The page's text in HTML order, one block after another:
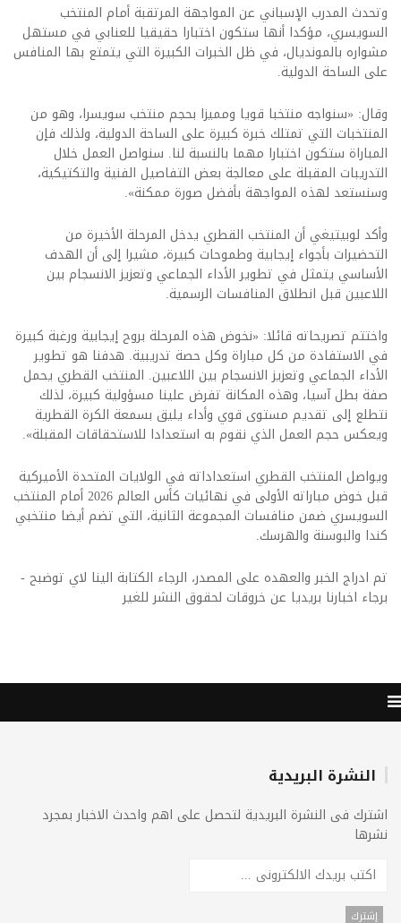
وتحدث المدرب الإسباني عن المواجهة المرتقبة أمام المنتخب
السويسري، مؤكدا أنها ستكون اختبارا حقيقيا للعنابي في مستهل
مشواره بالمونديال، في ظل الخبرات الكبيرة التي يتمتع بها المنافس
على الساحة الدولية.
وقال: «سنواجه منتخبا قويا ومميزا بحجم منتخب سويسرا، وهو من
المنتخبات التي تمتلك خبرة كبيرة على الساحة الدولية، ولذلك فإن
المباراة ستكون اختبارا مهما بالنسبة لنا. سنواصل العمل خلال
التدريبات المقبلة على معالجة بعض التفاصيل الفنية والتكتيكية،
وسنستعد لهذه المواجهة بأفضل صورة ممكنة».
وأكد لوبيتيغي أن المنتخب القطري يدخل المرحلة الأخيرة من
التحضيرات بأجواء إيجابية وطموحات كبيرة، مشيرا إلى أن الهدف
الأساسي يتمثل في تطوير الأداء الجماعي وتعزيز الانسجام بين
اللاعبين قبل انطلاق المنافسات الرسمية.
واختتم تصريحاته قائلا: «نخوض هذه المرحلة بروح إيجابية ورغبة كبيرة
في الاستفادة من كل مباراة وكل حصة تدريبية. هدفنا هو تطوير
الأداء الجماعي وتعزيز الانسجام بين اللاعبين. المنتخب القطري يحمل
صفة بطل آسيا، وهذه المكانة تفرض علينا مسؤولية كبيرة، لذلك
نتطلع إلى تقديم مستوى قوي وأداء يليق بسمعة الكرة القطرية
ويعكس حجم العمل الذي نقوم به استعدادا للاستحقاقات المقبلة».
ويواصل المنتخب القطري استعداداته في الولايات المتحدة الأميركية
قبل خوض مباراته الأولى في نهائيات كأس العالم 2026 أمام المنتخب
السويسري ضمن منافسات المجموعة الثانية، التي تضم أيضا منتخبي
كندا والبوسنة والهرسك.
تم ادراج الخبر والعهده على المصدر، الرجاء الكتابة الينا لاي توضبح -
برجاء اخبارنا بريديا عن خروقات لحقوق النشر للغير
النشرة البريدية
اشترك فى النشرة البريدية لتحصل على اهم واحدث الاخبار بمجرد
نشرها